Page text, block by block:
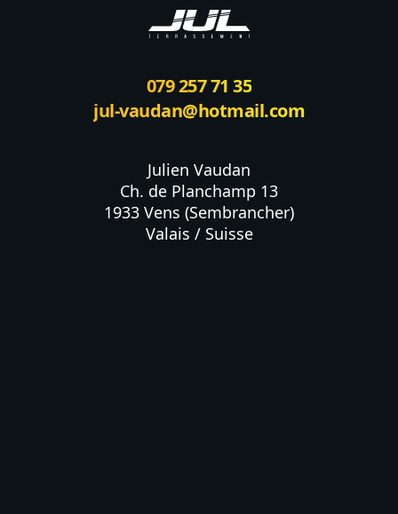
079 257 71 35
jul-vaudan@hotmail.com
Julien Vaudan
Ch. de Planchamp 13
1933 Vens (Sembrancher)
Valais / Suisse